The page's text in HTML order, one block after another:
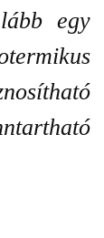
egy